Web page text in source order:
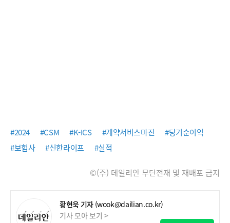
#2024 #CSM #K-ICS #계약서비스마진
#당기순이익
#보험사
#신한라이프 #실적
©(주) 데일리안 무단전재 및 재배포 금지
황현욱 기자 (wook@dailian.co.kr)
기사 모아 보기 >